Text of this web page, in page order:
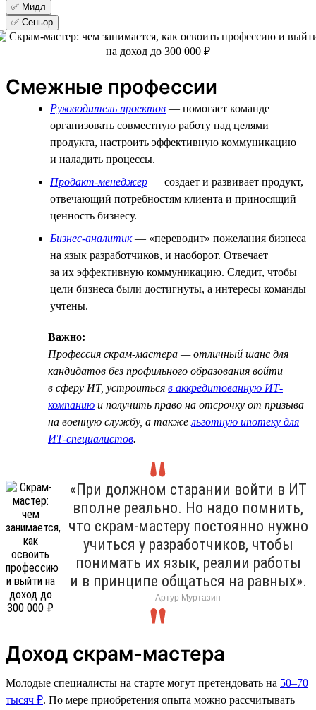
✅ Мидл
✅ Сеньор
Смежные профессии
Руководитель проектов — помогает команде
организовать совместную работу над целями
продукта, настроить эффективную коммуникацию
и наладить процессы.
Продакт-менеджер — создает и развивает продукт,
отвечающий потребностям клиента и приносящий
ценность бизнесу.
Бизнес-аналитик— «переводит» пожелания бизнеса
на язык разработчиков, и наоборот. Отвечает
за их эффективную коммуникацию. Следит, чтобы
цели бизнеса были достигнуты, а интересы команды
учтены.
Важно:
Профессия скрам-мастера — отличный шанс для
кандидатов без профильного образования войти
в сферу ИТ, устроиться в аккредитованную ИТ-
компанию и получить право на отсрочку от призыва
на военную службу, а также льготную ипотеку для
ИТ-специалистов.
«При должном старании войти в ИТ
вполне реально. Но надо помнить,
что скрам-мастеру постоянно нужно
учиться у разработчиков, чтобы
понимать их язык, реалии работы
и в принципе общаться на равных».
Артур Муртазин
Доход скрам-мастера
Молодые специалисты на старте могут претендовать на 50–70
тысяч ₽. По мере приобретения опыта можно рассчитывать